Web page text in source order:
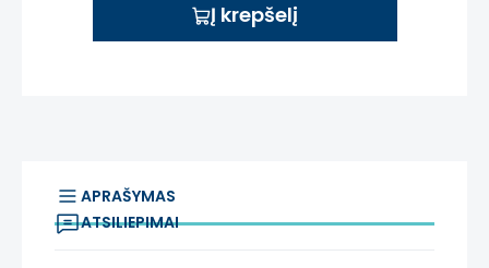
Į krepšelį
APRAŠYMAS
ATSILIEPIMAI